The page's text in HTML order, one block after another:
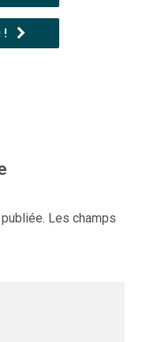
!
Les champs